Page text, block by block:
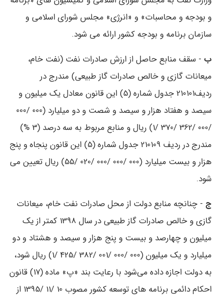
و بودجه و محاسبات» و «انرژی» مجلس شورای اسلامی و
سازمان برنامه و بودجه کشور ارائه می ‌شود.
ب - سقف منابع حاصل از ارزش صادرات نفت (نفت خام،
میعانات گازی و خالص صادرات گاز طبیعی) مندرج در
ردیف210101 جدول شماره (5) این قانون معادل یک میلیون و
سیصد و هفتاد هزار و سیصد و شصت و دو میلیارد (000 /000
/000 /362 /370 /1) ریال و منابع مربوط به سه‌‌ درصد (3 %)
مندرج در ردیف 210109 جدول شماره (5) این قانون پنجاه و پنج
هزار و بیست میلیارد (000 /000 /000 /020 /55) ریال تعیین می
‌شود.
ج - چنانچه منابع دولت از محل صادرات نفت خام، میعانات
گازی و خالص صادرات گاز طبیعی در سال 1398 کمتر از یک
میلیون و چهارصد و بیست و پنج هزار و سیصد و هشتاد و دو
میلیارد و یک میلیون (000 /000 /001 /382 /425 /1) ریال شود،
به دولت اجازه داده می‌شود با رعایت بند «پ» ماده (17) قانون
احکام دائمی برنامه‌ های توسعه کشور مصوب 10 /11 /1395 از